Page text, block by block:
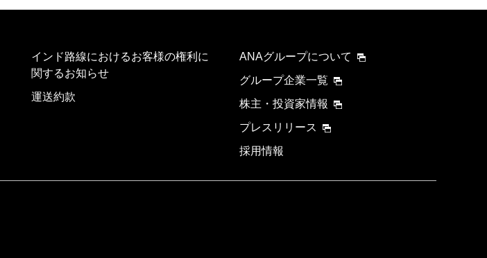
インド路線におけるお客様の権利に
関するお知らせ
運送約款
ANAグループについて
グループ企業一覧
株主・投資家情報
プレスリリース
採用情報